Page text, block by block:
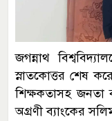
জগন্নাথ
স্নাতকোত্তর শেষ
শিক্ষকতাসহ জনতা
অগ্রণী ব্যাংকের